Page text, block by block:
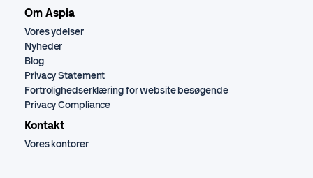
Om Aspia
Vores ydelser
Nyheder
Blog
Privacy Statement
Fortrolighedserklæring for website besøgende
Privacy Compliance
Kontakt
Vores kontorer